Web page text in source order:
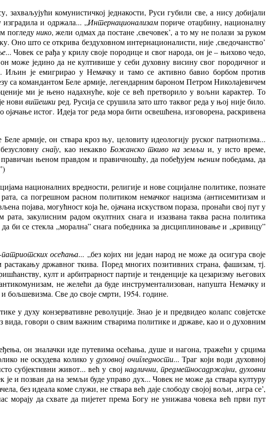
комунистичкој једнакости, Руси губили све, а нису добијали
изградила и одржала... „Интернационализам пориче отаџбину, националну
погледунико, жели одмах да постане ,свечовек’, а то му не полази за руком
Оно што се открива бездуховном интернационалисти, није ,сведочанство’
... Човек се рађа у крилу своје породице и свог народа, он је – њихово чедо,
може једино да не култивише у себи духовну висину свог породичног и
Иљин је емигрирао у Немачку и тамо се активно бавио борбом против
са командантом Беле армије, легендарним бароном Петром Николајевичем
ми је њено надахнуће, које се већ претворило у вољни карактер. То
новивитешки ред. Русија се срушила зато што таквог реда у њој није било.
истог. Идеја тог реда мора бити освешћена, изговорена, раскривена
армије, он ствара кроз њу, целовиту идеологију руског патриотизма...
снагу, као некакво Божанско ткиво на земљи и, у исто време,
њеном правдом и правичношћу, да побеђујем њенимпобедама, да
националних вредности, религије и нове социјалне политике, познате
са погрешном расном политиком немачког нацизма (антисемитизам и
појава, могућност која ће, ојачана искуством пораза, пронаћи свој пут у
закулисним радом окултних снага и изазвана таква расна политика
би се стекла „морална” снага победника за дисциплиновање и „кривицу”
патриотских осећања... „без којих ни један народ не може да осигура своје
растакању државног ткива. Поред многих позитивних страна, фашизам, тј.
култ и арбитрарност партије и тенденције ка цезаризму његових
не желећи да буде инструментализован, напушта Немачку и
бољшевизма. Све до своје смрти, 1954. године.
духу конзервативне револуције. Знао је и предвидео колапс совјетске
говори о свим важним стварима политике и државе, као и о духовним
он зналачки иде путевима осећања, душе и нагона, тражећи у срцима
не оскудева колико удуховној очигледности... Траг који води духовној
субјективни живот... већ у свој надлични, предметносадржајни,духовни
и позван да на земљи буде управо дух... Човек не може да ствара културу
без идеала коме служи, не ствара већ даје слободу својој вољи, ,игра се’,
морају да схвате да пијетет према Богу не унижава човека већ први пут